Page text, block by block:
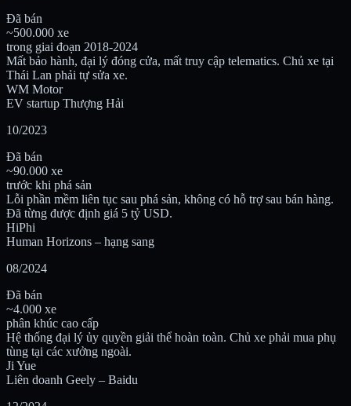
Đã bán
~500.000 xe
trong giai đoạn 2018-2024
Mất bảo hành, đại lý đóng cửa, mất truy cập telematics. Chủ xe tại
Thái Lan phải tự sửa xe.
WM Motor
EV startup Thượng Hải
10/2023
Đã bán
~90.000 xe
trước khi phá sản
Lỗi phần mềm liên tục sau phá sản, không có hỗ trợ sau bán hàng.
Đã từng được định giá 5 tỷ USD.
HiPhi
Human Horizons – hạng sang
08/2024
Đã bán
~4.000 xe
phân khúc cao cấp
Hệ thống đại lý ủy quyền giải thể hoàn toàn. Chủ xe phải mua phụ
tùng tại các xưởng ngoài.
Ji Yue
Liên doanh Geely – Baidu